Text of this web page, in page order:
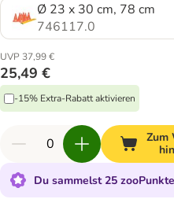
Ø 23 x 30 cm, 78 cm
746117.0
UVP 37,99 €
25,49 €
-15% Extra-Rabatt aktivieren
Zum
Du sammelst 25